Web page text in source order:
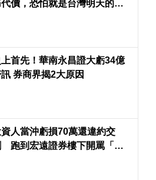
價，恐怕就是台灣明天的昂
上首先！華南永昌證大虧34億
券商界揭2大原因
人當沖虧損70萬還違約交
跑到宏遠證券樓下開罵「手